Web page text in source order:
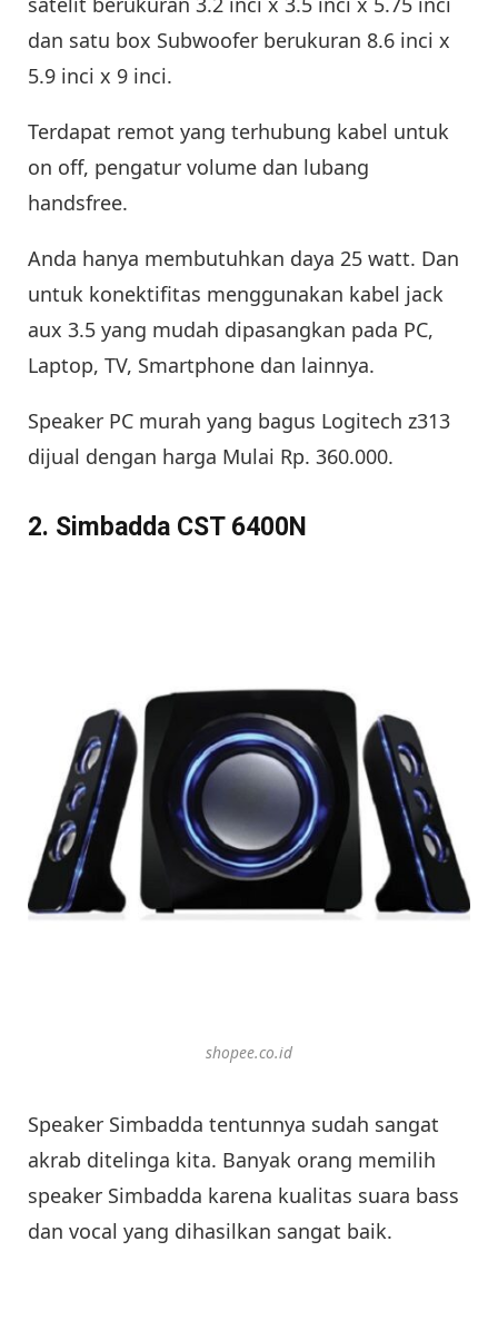
dan satu box Subwoofer berukuran 8.6 inci x
5.9 inci x 9 inci.
Terdapat remot yang terhubung kabel untuk
on off, pengatur volume dan lubang
handsfree.
Anda hanya membutuhkan daya 25 watt. Dan
untuk konektifitas menggunakan kabel jack
aux 3.5 yang mudah dipasangkan pada PC,
Laptop, TV, Smartphone dan lainnya.
Speaker PC murah yang bagus Logitech z313
dijual dengan harga Mulai Rp. 360.000.
2. Simbadda CST 6400N
shopee.co.id
Speaker Simbadda tentunnya sudah sangat
akrab ditelinga kita. Banyak orang memilih
speaker Simbadda karena kualitas suara bass
dan vocal yang dihasilkan sangat baik.